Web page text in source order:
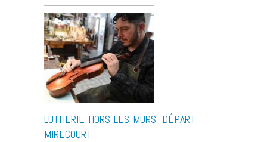
LUTHERIE HORS LES MURS, DÉPART
MIRECOURT